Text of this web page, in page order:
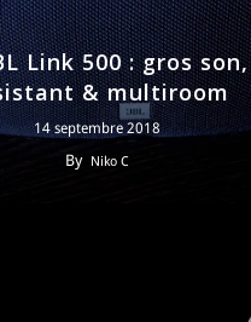
Link 500 : gros
& multiroom
14 septembre 2018
By Niko C